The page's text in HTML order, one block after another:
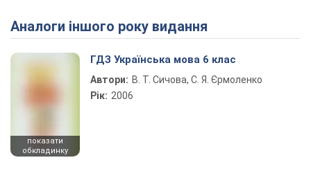
Play Video
Аналоги іншого року видання
показати
обкладинку
ГДЗ Українська мова 6 клас
Автори: В. Т. Сичова, С. Я. Єрмоленко
Рік: 2006